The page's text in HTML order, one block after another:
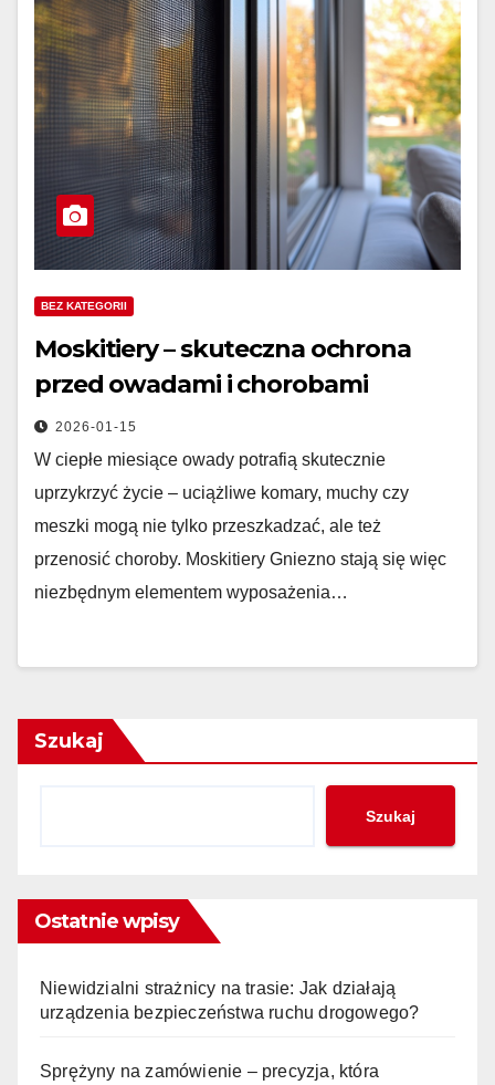
BEZ KATEGORII
Moskitiery – skuteczna ochrona
przed owadami i chorobami
2026-01-15
W ciepłe miesiące owady potrafią skutecznie
uprzykrzyć życie – uciążliwe komary, muchy czy
meszki mogą nie tylko przeszkadzać, ale też
przenosić choroby. Moskitiery Gniezno stają się więc
niezbędnym elementem wyposażenia…
Szukaj
Szukaj
Ostatnie wpisy
Niewidzialni strażnicy na trasie: Jak działają
urządzenia bezpieczeństwa ruchu drogowego?
Sprężyny na zamówienie – precyzja, która